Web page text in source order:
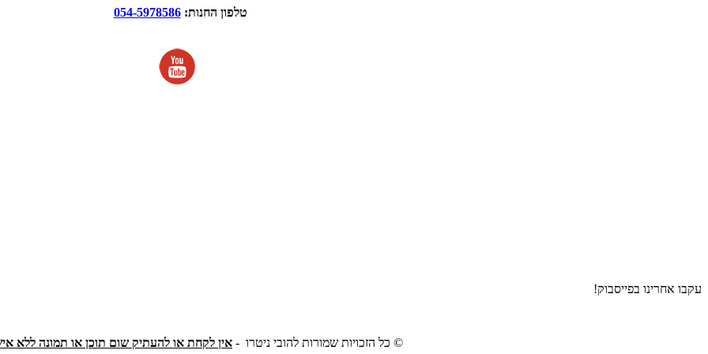
טלפון החנות:054-5978586
עקבו אחרינו בפייסבוק!
© כל הזכויות שמורות להובי ניטרו - אין לקחת או להעתיק שום תוכן או תמונה ללא